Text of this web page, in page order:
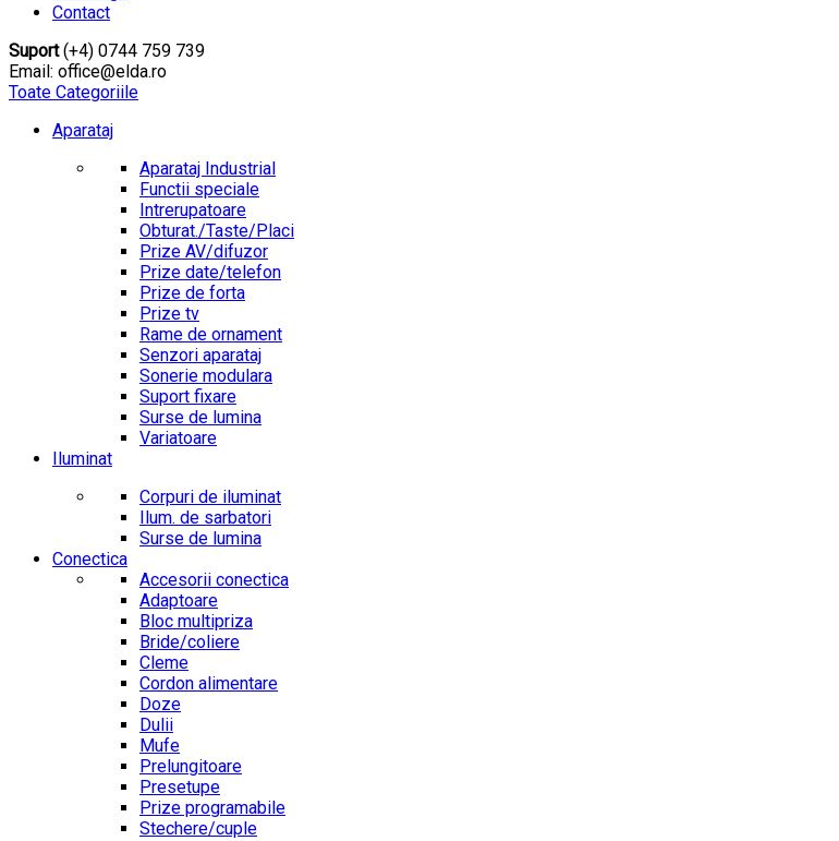
Contact
Suport(+4) 0744 759 739
Email: office@elda.ro
Toate Categoriile
Aparataj
Aparataj Industrial
Functii speciale
Intrerupatoare
Obturat./Taste/Placi
Prize AV/difuzor
Prize date/telefon
Prize de forta
Prize tv
Rame de ornament
Senzori aparataj
Sonerie modulara
Suport fixare
Surse de lumina
Variatoare
Iluminat
Corpuri de iluminat
Ilum. de sarbatori
Surse de lumina
Conectica
Accesorii conectica
Adaptoare
Bloc multipriza
Bride/coliere
Cleme
Cordon alimentare
Doze
Dulii
Mufe
Prelungitoare
Presetupe
Prize programabile
Stechere/cuple